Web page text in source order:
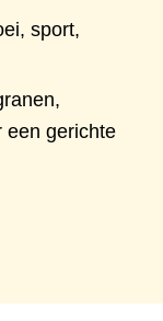
sport,
een gerichte